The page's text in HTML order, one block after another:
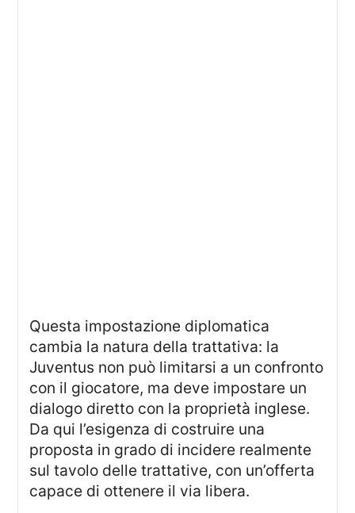
Questa impostazione diplomatica
cambia la natura della trattativa: la
Juventus non può limitarsi a un confronto
con il giocatore, ma deve impostare un
dialogo diretto con la proprietà inglese.
Da qui l’esigenza di costruire una
proposta in grado di incidere realmente
sul tavolo delle trattative, con un’offerta
capace di ottenere il via libera.